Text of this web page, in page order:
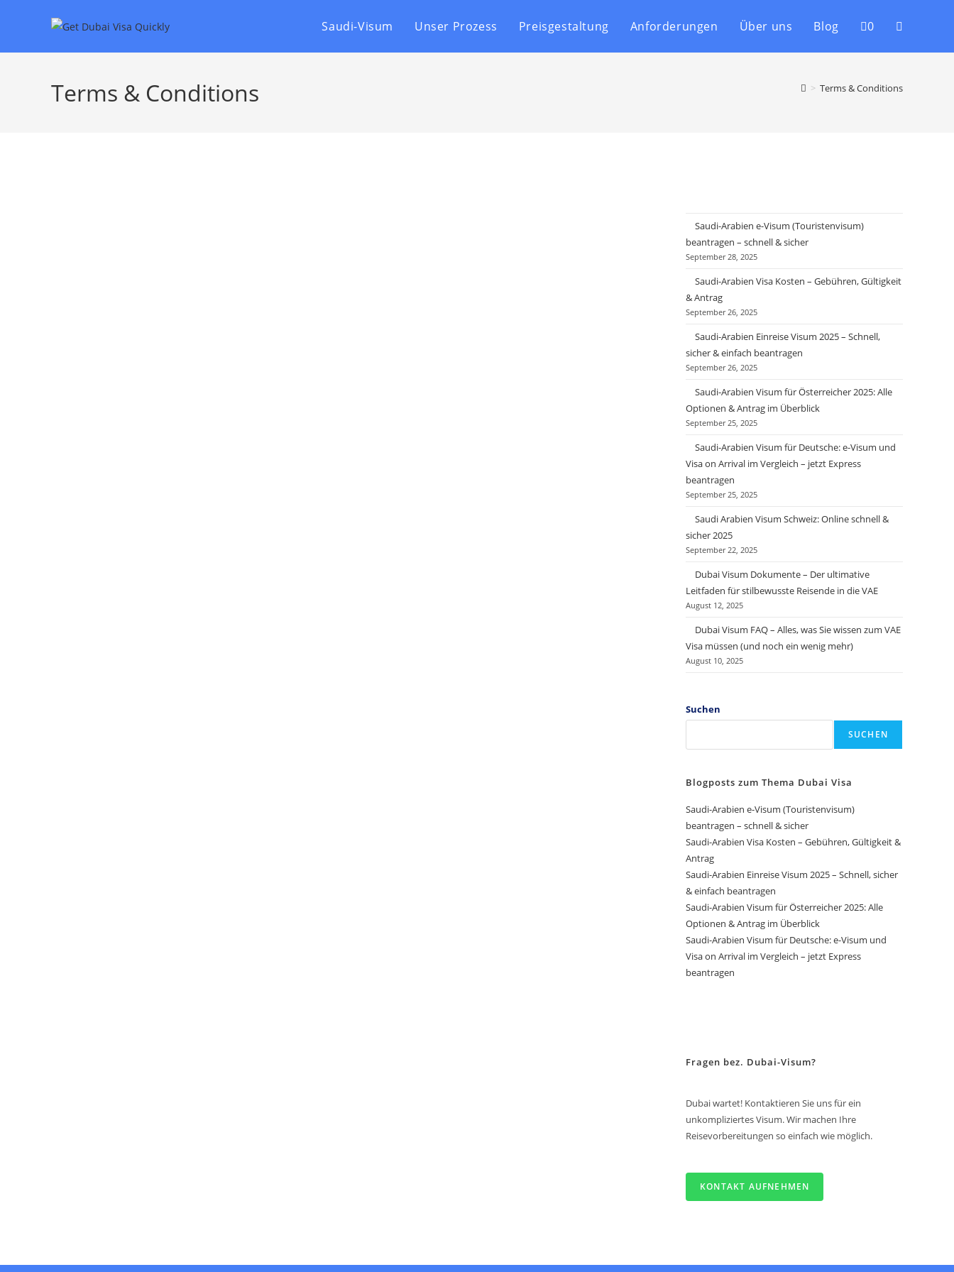
Saudi-Visum Unser Prozess Preisgestaltung Anforderungen Über uns Blog 0
Terms & Conditions > Terms & Conditions
Saudi-Arabien e-Visum (Touristenvisum)
beantragen – schnell & sicher
September 28, 2025
Saudi-Arabien Visa Kosten – Gebühren, Gültigkeit
& Antrag
September 26, 2025
Saudi-Arabien Einreise Visum 2025 – Schnell,
sicher & einfach beantragen
September 26, 2025
Saudi-Arabien Visum für Österreicher 2025: Alle
Optionen & Antrag im Überblick
September 25, 2025
Saudi-Arabien Visum für Deutsche: e-Visum und
Visa on Arrival im Vergleich – jetzt Express
beantragen
September 25, 2025
Saudi Arabien Visum Schweiz: Online schnell &
sicher 2025
September 22, 2025
Dubai Visum Dokumente – Der ultimative
Leitfaden für stilbewusste Reisende in die VAE
August 12, 2025
Dubai Visum FAQ – Alles, was Sie wissen zum VAE
Visa müssen (und noch ein wenig mehr)
August 10, 2025
Suchen
SUCHEN
Blogposts zum Thema Dubai Visa
Saudi-Arabien e-Visum (Touristenvisum)
beantragen – schnell & sicher
Saudi-Arabien Visa Kosten – Gebühren, Gültigkeit &
Antrag
Saudi-Arabien Einreise Visum 2025 – Schnell, sicher
& einfach beantragen
Saudi-Arabien Visum für Österreicher 2025: Alle
Optionen & Antrag im Überblick
Saudi-Arabien Visum für Deutsche: e-Visum und
Visa on Arrival im Vergleich – jetzt Express
beantragen
Fragen bez. Dubai-Visum?
Dubai wartet! Kontaktieren Sie uns für ein
unkompliziertes Visum. Wir machen Ihre
Reisevorbereitungen so einfach wie möglich.
KONTAKT AUFNEHMEN